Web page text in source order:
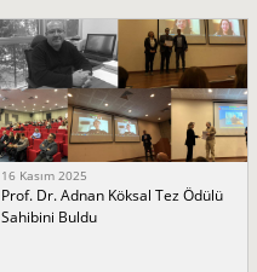
16 Kasım 2025
Prof. Dr. Adnan Köksal Tez Ödülü
Sahibini Buldu